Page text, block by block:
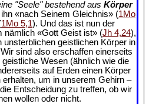
"Seele" bestehend aus Körper
«nach Seinem Gleichnis» (1Mo
1Mo 5,1). Und das ist nun der
nämlich «Gott Geist ist» (Jh 4,24),
unsterblichen geistlichen Körper in
sind also erschaffen einerseits
Wesen (ähnlich wie die
auf Erden einen Körper
um in unserem Gehirn –
Entscheidung zu treffen, ob wir
wollen oder nicht.